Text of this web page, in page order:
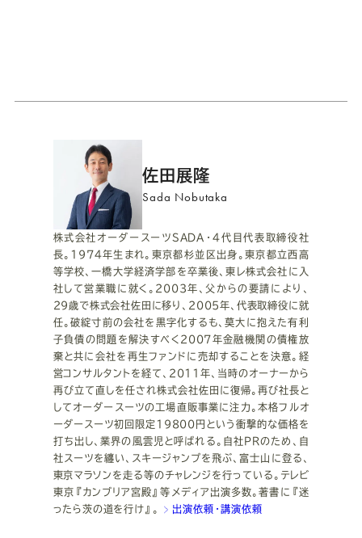
フ
ィ
ー
ル
佐田展隆
Sada Nobutaka
株式会社オーダースーツSADA・4代目代表取締役社
長。1974年生まれ。東京都杉並区出身。東京都立西高
等学校、一橋大学経済学部を卒業後、東レ株式会社に入
社して営業職に就く。2003年、父からの要請により、
29歳で株式会社佐田に移り、2005年、代表取締役に就
任。破綻寸前の会社を黒字化するも、莫大に抱えた有利
子負債の問題を解決すべく2007年金融機関の債権放
棄と共に会社を再生ファンドに売却することを決意。経
営コンサルタントを経て、2011年、当時のオーナーから
再び立て直しを任され株式会社佐田に復帰。再び社長と
してオーダースーツの工場直販事業に注力。本格フルオ
ーダースーツ初回限定19800円という衝撃的な価格を
打ち出し、業界の風雲児と呼ばれる。自社PRのため、自
社スーツを纏い、スキージャンプを飛ぶ、富士山に登る、
東京マラソンを走る等のチャレンジを行っている。テレビ
東京『カンブリア宮殿』等メディア出演多数。著書に『迷
ったら茨の道を行け』。
出演依頼・講演依頼